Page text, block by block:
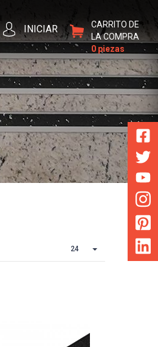
24
INICIAR
CARRITO DE
LA COMPRA
0 piezas